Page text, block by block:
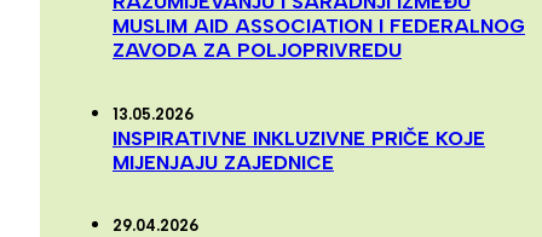
MUSLIM AID ASSOCIATION I FEDERALNOG
ZAVODA ZA POLJOPRIVREDU
13.05.2026
INSPIRATIVNE INKLUZIVNE PRIČE KOJE
MIJENJAJU ZAJEDNICE
29.04.2026